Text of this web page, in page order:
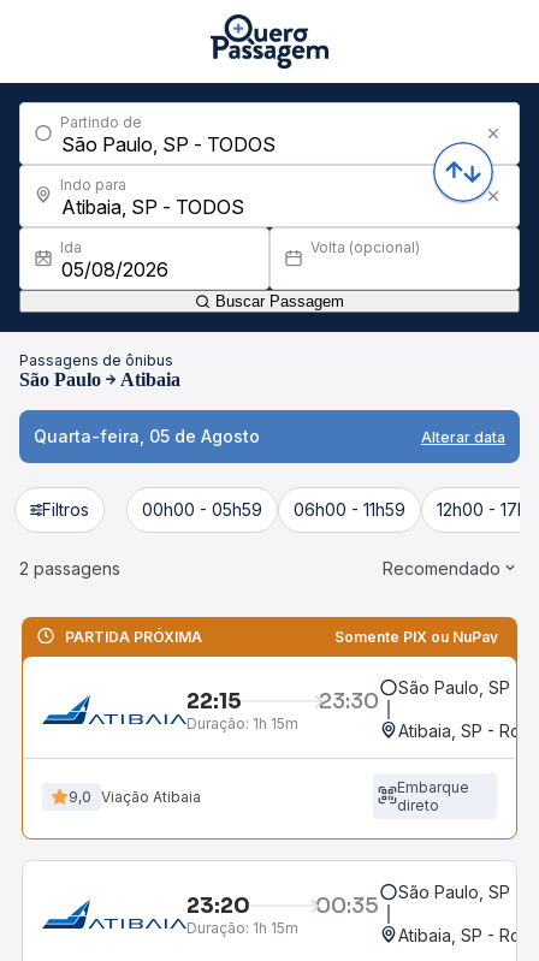
Partindo de
Indo para
Ida Volta (opcional)
Buscar Passagem
Passagens de ônibus
São Paulo Atibaia
Quarta-feira, 05 de Agosto Alterar data
Filtros 00h00 - 05h59 06h00 - 11h59 12h00 -
2 passagens Recomendado
PARTIDA PRÓXIMA Somente PIX ou NuPay
22:15 23:30
Duração: 1h 15m
São Paulo, SP -
Atibaia, SP -
9,0 Viação Atibaia
Embarque
direto
23:20 00:35
Duração: 1h 15m
São Paulo, SP -
Atibaia, SP -